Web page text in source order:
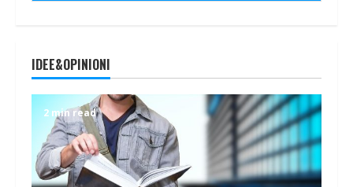
IDEE&OPINIONI
2 min read